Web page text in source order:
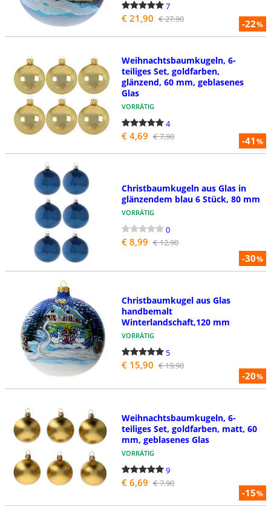
-22%
7
€ 21,90 € 27,90
-41%
Weihnachtsbaumkugeln, 6-
teiliges Set, goldfarben,
glänzend, 60 mm, geblasenes
Glas
VORRÄTIG
4
€ 4,69 € 7,90
-30%
Christbaumkugeln aus Glas in
glänzendem blau 6 Stück, 80 mm
VORRÄTIG
0
€ 8,99 € 12,90
-20%
Christbaumkugel aus Glas
handbemalt
Winterlandschaft,120 mm
VORRÄTIG
5
€ 15,90 € 19,90
-15%
Weihnachtsbaumkugeln, 6-
teiliges Set, goldfarben, matt, 60
mm, geblasenes Glas
VORRÄTIG
9
€ 6,69 € 7,90